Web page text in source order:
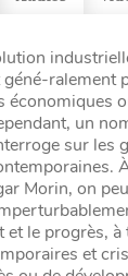
ralement
économiques
un
sur les
Morin, on
et le progrès,
et